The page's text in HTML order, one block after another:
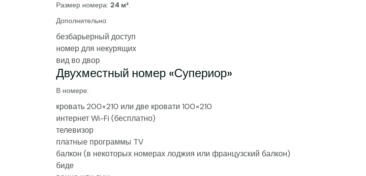
Размер номера: 24 м².
Дополнительно:
безбарьерный доступ
номер для некурящих
вид во двор
Двухместный номер «Супериор»
В номере:
кровать 200×210 или две кровати 100×210
интернет Wi-Fi (бесплатно)
телевизор
платные программы TV
балкон (в некоторых номерах лоджия или французский балкон)
биде